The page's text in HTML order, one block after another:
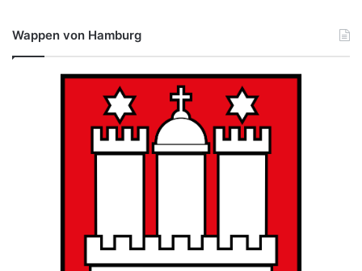
Wappen von Hamburg